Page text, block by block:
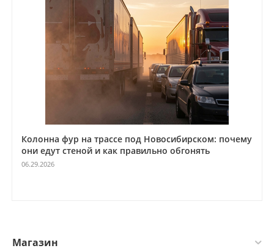
Колонна фур на трассе под Новосибирском: почему
они едут стеной и как правильно обгонять
06.29.2026
Магазин